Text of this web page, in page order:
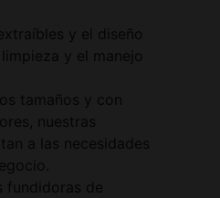
y el diseño
y el manejo
tamaños y con
nuestras
a las necesidades
fundidoras de